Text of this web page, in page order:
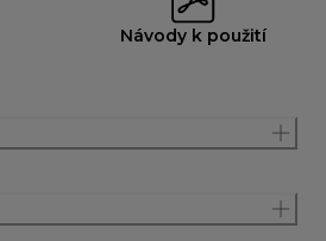
Návody k použití